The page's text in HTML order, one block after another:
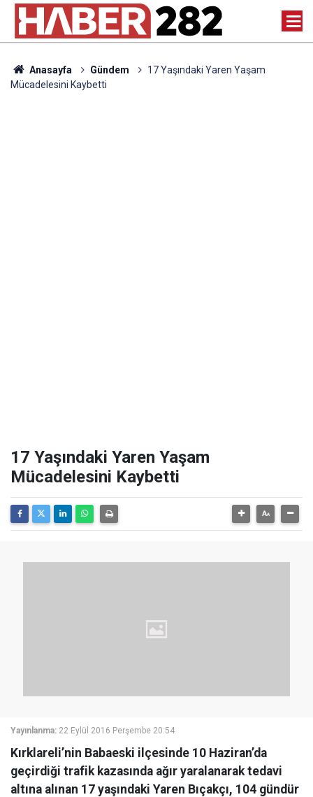
Anasayfa Gündem
17 Yaşındaki Yaren Yaşam
Mücadelesini Kaybetti
17 Yaşındaki Yaren Yaşam
Mücadelesini Kaybetti
Yayınlanma: 22 Eylül 2016 Perşembe 20:54
Kırklareli’nin Babaeski ilçesinde 10 Haziran’da
geçirdiği trafik kazasında ağır yaralanarak tedavi
altına alınan 17 yaşındaki Yaren Bıçakçı, 104 gündür